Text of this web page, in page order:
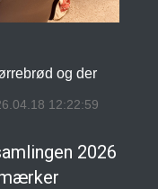
og der
12:22:59
2026